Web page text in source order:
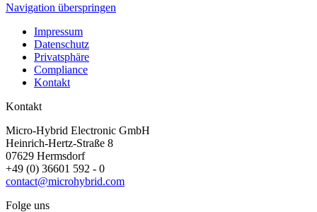
Navigation überspringen
Impressum
Datenschutz
Privatsphäre
Compliance
Kontakt
Kontakt
Micro-Hybrid Electronic GmbH
Heinrich-Hertz-Straße 8
07629 Hermsdorf
+49 (0) 36601 592 - 0
contact@microhybrid.com
Folge uns